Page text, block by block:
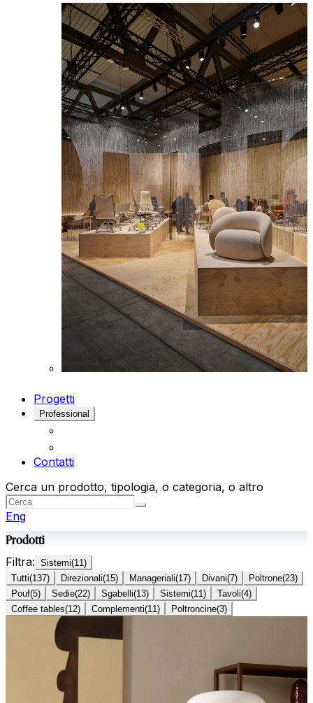
Progetti
Professional
Contatti
Cerca un prodotto, tipologia, o categoria, o altro
Eng
Prodotti
Filtra: Sistemi(11)
Tutti(137) Direzionali(15) Manageriali(17) Divani(7) Poltrone(23)
Pouf(5) Sedie(22) Sgabelli(13) Sistemi(11) Tavoli(4)
Coffee tables(12) Complementi(11) Poltroncine(3)